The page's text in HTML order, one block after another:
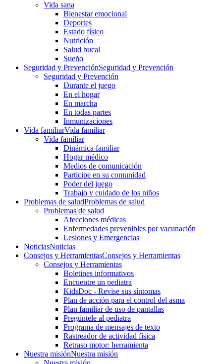
Vida sana
Bienestar emocional
Deportes
Estado físico
Nutrición
Salud bucal
Sueño
Seguridad y PrevenciónSeguridad y Prevención
Seguridad y Prevención
Durante el juego
En el hogar
En marcha
En todas partes
Inmunizaciones
Vida familiarVida familiar
Vida familiar
Dinámica familiar
Hogar médico
Medios de comunicación
Participe en su comunidad
Poder del juego
Trabajo y cuidado de los niños
Problemas de saludProblemas de salud
Problemas de salud
Afecciones médicas
Enfermedades prevenibles por vacunación
Lesiones y Emergencias
NoticiasNoticias
Consejos y HerramientasConsejos y Herramientas
Consejos y Herramientas
Boletines informativos
Encuentre un pediatra
KidsDoc - Revise sus síntomas
Plan de acción para el control del asma
Plan familiar de uso de pantallas
Pregúntele al pediatra
Programa de mensajes de texto
Rastre​​ador de activida​d física
Retraso motor: herramienta
Nuestra misiónNuestra misión